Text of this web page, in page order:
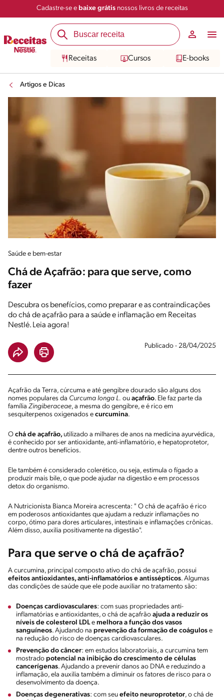
Cadastre-se e baixe grátisnossos livros de receitas
Receitas Cursos E-books
Artigos e Dicas
Saúde e bem-estar
Chá de Açafrão: para que serve, como
fazer
Descubra os benefícios, como preparar e as contraindicações
do chá de açafrão para a saúde e inflamação em Receitas
Nestlé. Leia agora!
Publicado - 28/04/2025
Açafrão da Terra, cúrcuma e até gengibre dourado são alguns dos
nomes populares da Curcuma longa L. ou açafrão. Ele faz parte da
família Zingiberaceae, a mesma do gengibre, e é rico em
sesquiterpenos oxigenados e curcumina.
O chá de açafrão, utilizado a milhares de anos na medicina ayurvédica,
é conhecido por ser antioxidante, anti-inflamatório, e hepatoprotetor,
dentre outros benefícios.
Ele também é considerado colerético, ou seja, estimula o fígado a
produzir mais bile, o que pode ajudar na digestão e em processos
detox do organismo.
A Nutricionista Bianca Moreira acrescenta: " O chá de açafrão é rico
em poderosos antioxidantes que ajudam a reduzir inflamações no
corpo, ótimo para dores articulares, intestinais e inflamações crônicas.
Além disso, auxilia positivamente na digestão".
Para que serve o chá de açafrão?
A curcumina, principal composto ativo do chá de açafrão, possui
efeitos antioxidantes, anti-inflamatórios e antissépticos. Algumas
das condições de saúde que ele pode auxiliar no tratamento são:
Doenças cardiovasculares: com suas propriedades anti-
inflamatórias e antioxidantes, o chá de açafrão ajuda a reduzir os
níveis de colesterol LDLe melhora a função dos vasos
sanguíneos. Ajudando na prevenção da formação de coágulos e
na redução do risco de doenças cardiovasculares.
Prevenção do câncer: em estudos laboratoriais, a curcumina tem
mostrado potencial na inibição do crescimento de células
cancerígenas. Ajudando a prevenir danos ao DNA e reduzindo a
inflamação, ela auxilia também a diminuir os fatores de risco para o
desenvolvimento da doença.
Doenças degenerativas: com seu efeito neuroprotetor, o chá de